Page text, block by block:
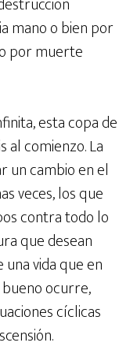
mano o bien por
por muerte
esta copa de
al comienzo. La
un cambio en el
veces, los que
contra todo lo
que desean
vida que en
ocurre,
cíclicas